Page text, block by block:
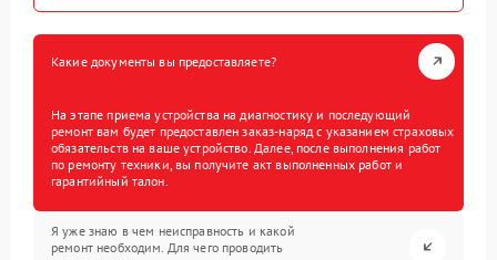
Какие документы вы предоставляете?
На этапе приема устройства на диагностику и последующий
ремонт вам будет предоставлен заказ-наряд с указанием страховых
обязательств на ваше устройство. Далее, после выполнения работ
по ремонту техники, вы получите акт выполненных работ и
гарантийный талон.
Я уже знаю в чем неисправность и какой
ремонт необходим. Для чего проводить